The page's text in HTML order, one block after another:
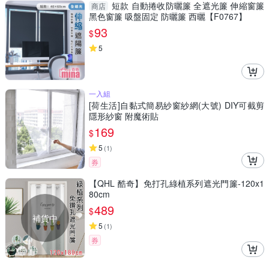
商店 短款 自動捲收防曬簾 全遮光簾 伸縮窗簾
黑色窗簾 吸盤固定 防曬簾 西曬【F0767】
$93
5
一入組
[荷生活]自黏式簡易紗窗紗網(大號) DIY可截剪
隱形紗窗 附魔術貼
$169
5 (1)
券
補貨中
【QHL 酷奇】免打孔綠植系列遮光門簾-120x1
80cm
$489
5 (1)
券